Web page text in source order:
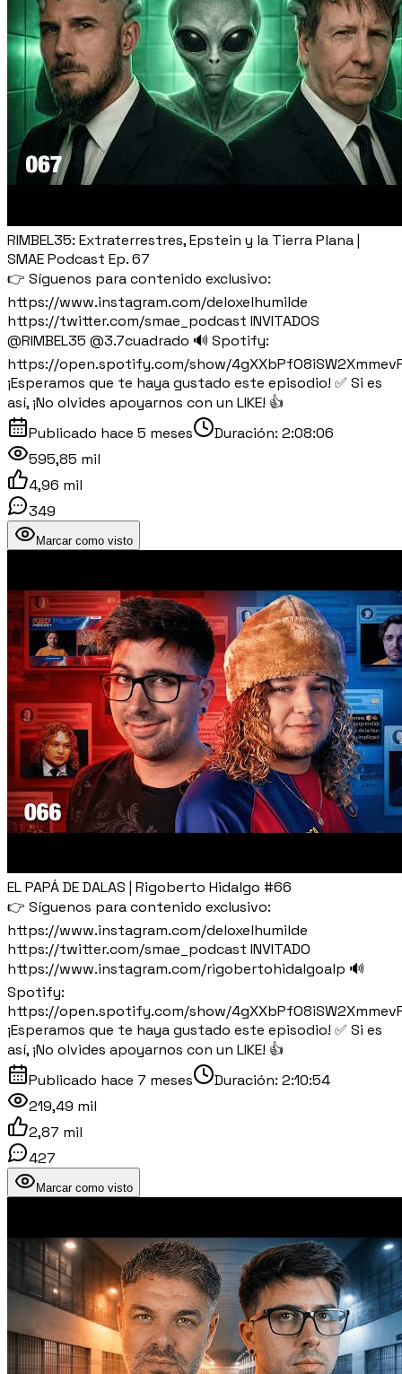
RIMBEL35: Extraterrestres, Epstein y la Tierra Plana |
SMAE Podcast Ep. 67
👉 Síguenos para contenido exclusivo:
https://www.instagram.com/deloxelhumilde
https://twitter.com/smae_podcast INVITADOS
@RIMBEL35 @3.7cuadrado 🔊 Spotify:
https://open.spotify.com/show/
¡Esperamos que te haya gustado este episodio! ✅ Si es
así, ¡No olvides apoyarnos con un LIKE! 👍
Publicado hace 5 meses Duración: 2:08:06
595,85 mil
4,96 mil
349
Marcar como visto
EL PAPÁ DE DALAS | Rigoberto Hidalgo #66
👉 Síguenos para contenido exclusivo:
https://www.instagram.com/deloxelhumilde
https://twitter.com/smae_podcast INVITADO
https://www.instagram.com/rigobertohidalgoalp 🔊
Spotify:
https://open.spotify.com/show/
¡Esperamos que te haya gustado este episodio! ✅ Si es
así, ¡No olvides apoyarnos con un LIKE! 👍
Publicado hace 7 meses Duración: 2:10:54
219,49 mil
2,87 mil
427
Marcar como visto